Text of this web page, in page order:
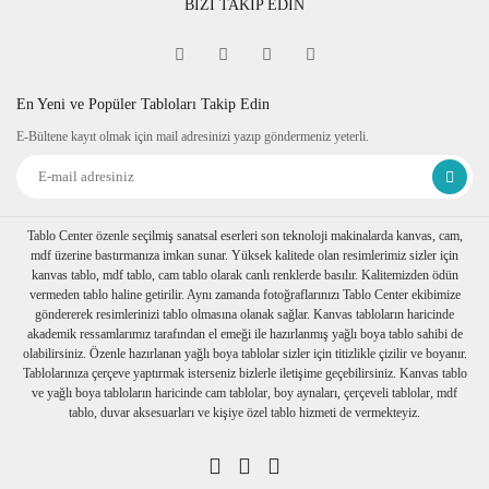
Sipariş verdiğiniz kanvas tablo baskıya girmeden önce
itibaren resmin devamı verilir.
ettiğinden daha dekoratif durur. Askı aparatı monte edilmiş bir
takılarak baloncuklu ambalaja sarılıp, kartonlanır. Nakliye
sırasında hasar görmesi engellenir.
Birden fazla tablo alımı yapılırsa her biri ayrı ayrı
paketlenerek müşterilerimize ulaştırılır.
BİZİ TAKİP EDİN
En Yeni ve Popüler Tabloları Takip Edin
E-Bültene kayıt olmak için mail adresinizi yazıp göndermeniz yeterli.
Tablo Center özenle seçilmiş sanatsal eserleri son teknoloji makinalarda kanvas, cam,
mdf üzerine bastırmanıza imkan sunar. Yüksek kalitede olan resimlerimiz sizler için
kanvas tablo, mdf tablo, cam tablo olarak canlı renklerde basılır. Kalitemizden ödün
vermeden tablo haline getirilir. Aynı zamanda fotoğraflarınızı Tablo Center ekibimize
göndererek resimlerinizi tablo olmasına olanak sağlar. Kanvas tabloların haricinde
akademik ressamlarımız tarafından el emeği ile hazırlanmış yağlı boya tablo sahibi de
olabilirsiniz. Özenle hazırlanan yağlı boya tablolar sizler için titizlikle çizilir ve boyanır.
Tablolarınıza çerçeve yaptırmak isterseniz bizlerle iletişime geçebilirsiniz. Kanvas tablo
ve yağlı boya tabloların haricinde cam tablolar, boy aynaları, çerçeveli tablolar, mdf
tablo, duvar aksesuarları ve kişiye özel tablo hizmeti de vermekteyiz.